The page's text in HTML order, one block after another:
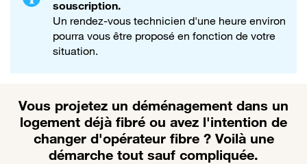
souscription.
Un rendez-vous technicien d'une heure environ
pourra vous être proposé en fonction de votre
situation.
Vous projetez un déménagement dans un
logement déjà fibré ou avez l'intention de
changer d'opérateur fibre ? Voilà une
démarche tout sauf compliquée.